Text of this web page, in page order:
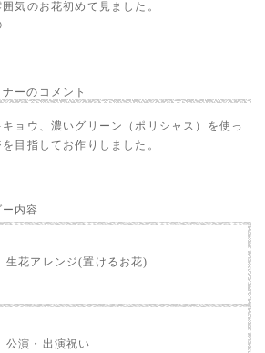
気のお花初めて見ました。
ーのコメント
ョウ、濃いグリーン（ポリシャス）を使っ
目指してお作りしました。
内容
生花アレンジ(置けるお花)
公演・出演祝い